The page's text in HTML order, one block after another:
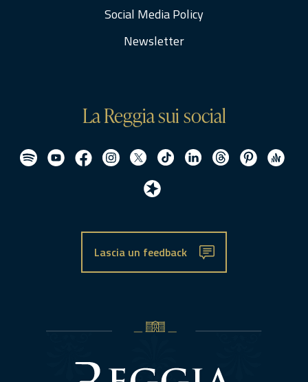
Social Media Policy
Newsletter
La Reggia sui social
Lascia un feedback